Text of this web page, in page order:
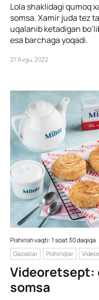
Lola shaklidagi qumoq
somsa. Xamir juda tez
uqalanib ketadigan
esa barchaga yoqadi.
27 Avgu, 2022
Pishirish vaqti: 1 soat 30 daqiqa
Gazaklar
Pishiriqlar
Videoretsept:
somsa